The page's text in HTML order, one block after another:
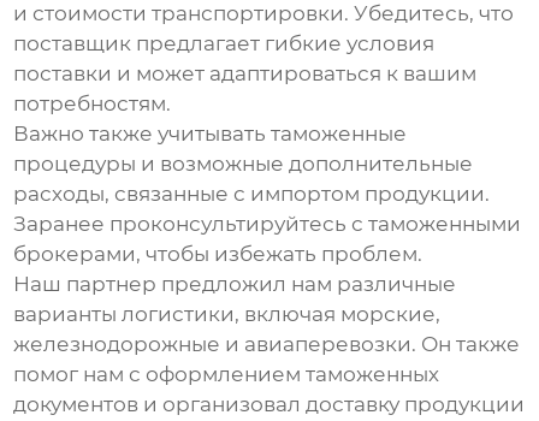
и стоимости транспортировки. Убедитесь, что
поставщик предлагает гибкие условия
поставки и может адаптироваться к вашим
потребностям.
Важно также учитывать таможенные
процедуры и возможные дополнительные
расходы, связанные с импортом продукции.
Заранее проконсультируйтесь с таможенными
брокерами, чтобы избежать проблем.
Наш партнер предложил нам различные
варианты логистики, включая морские,
железнодорожные и авиаперевозки. Он также
помог нам с оформлением таможенных
документов и организовал доставку продукции